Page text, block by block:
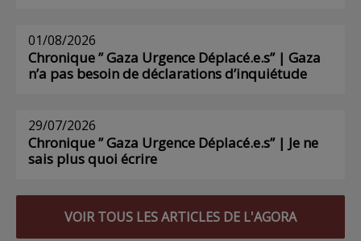
01/08/2026
Chronique ” Gaza Urgence Déplacé.e.s” | Gaza
n’a pas besoin de déclarations d’inquiétude
29/07/2026
Chronique ” Gaza Urgence Déplacé.e.s” | Je ne
sais plus quoi écrire
VOIR TOUS LES ARTICLES DE L'AGORA